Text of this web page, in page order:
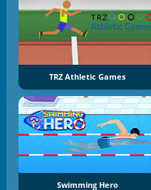
TRZ Athletic Games
Swimming Hero